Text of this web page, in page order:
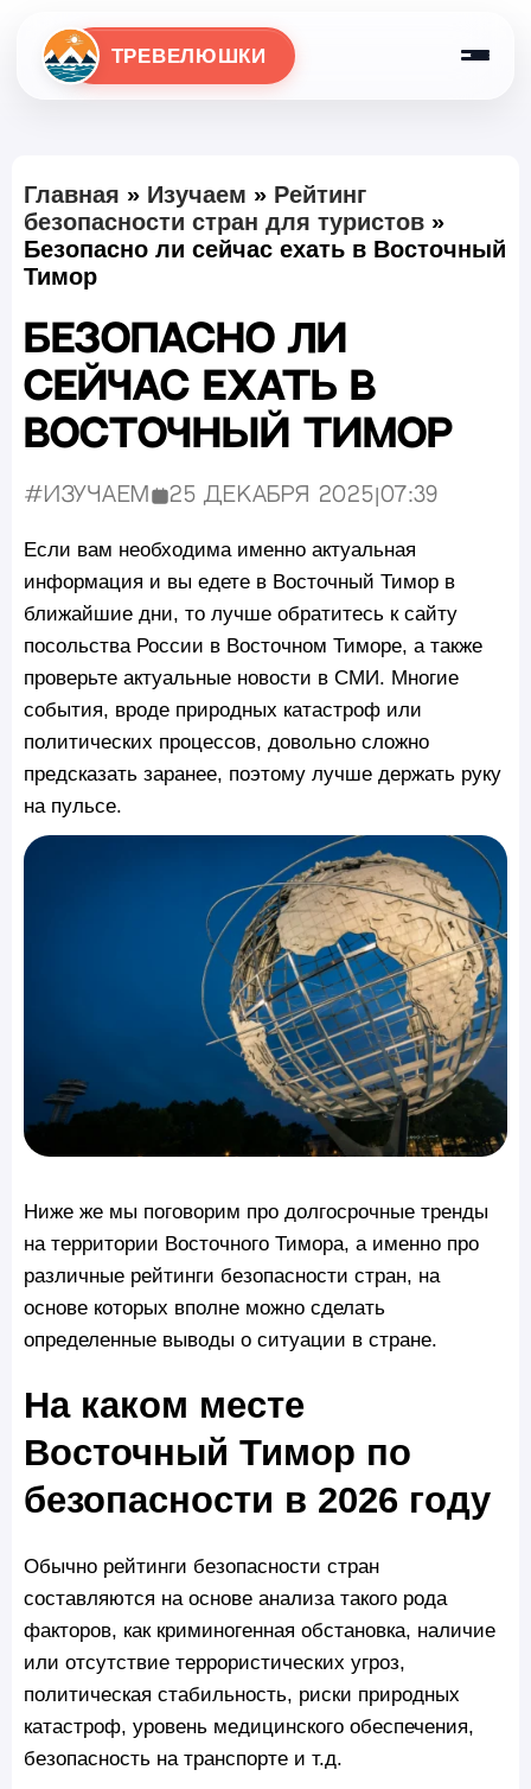
ТРЕВЕЛЮШКИ
Главная » Изучаем » Рейтинг
безопасности стран для туристов »
Безопасно ли сейчас ехать в Восточный
Тимор
Безопасно ли
сейчас ехать в
Восточный Тимор
#Изучаем Опубликовано:
25 декабря 2025 07:39
Если вам необходима именно актуальная
информация и вы едете в Восточный Тимор в
ближайшие дни, то лучше обратитесь к сайту
посольства России в Восточном Тиморе, а также
проверьте актуальные новости в СМИ. Многие
события, вроде природных катастроф или
политических процессов, довольно сложно
предсказать заранее, поэтому лучше держать руку
на пульсе.
Ниже же мы поговорим про долгосрочные тренды
на территории Восточного Тимора, а именно про
различные рейтинги безопасности стран, на
основе которых вполне можно сделать
определенные выводы о ситуации в стране.
На каком месте
Восточный Тимор по
безопасности в 2026 году
Обычно рейтинги безопасности стран
составляются на основе анализа такого рода
факторов, как криминогенная обстановка, наличие
или отсутствие террористических угроз,
политическая стабильность, риски природных
катастроф, уровень медицинского обеспечения,
безопасность на транспорте и т.д.